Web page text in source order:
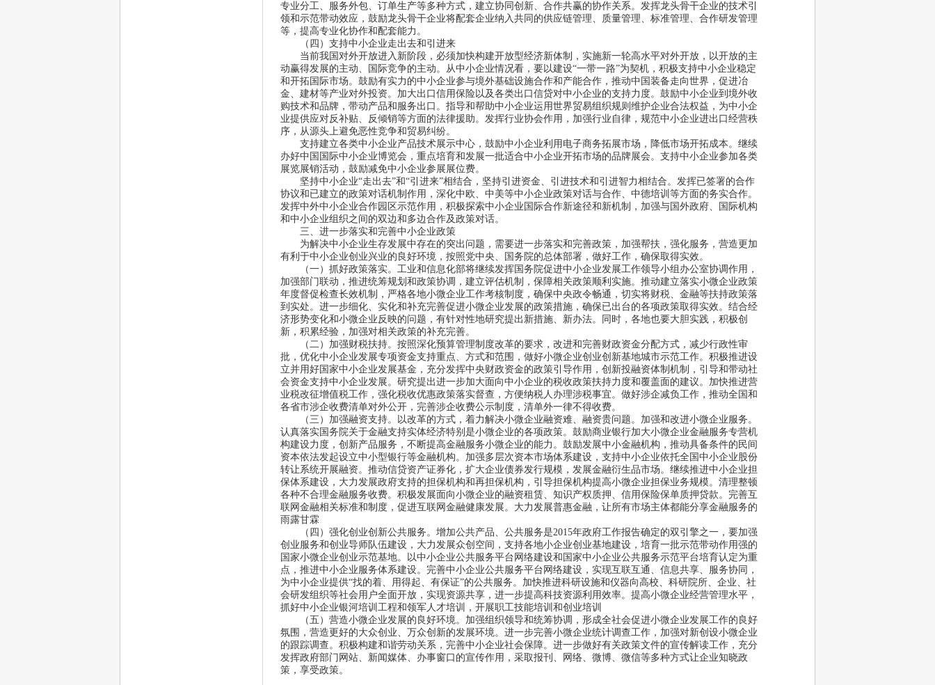
专业分工、服务外包、订单生产等多种方式，建立协同创新、合作共赢的协作关系。发挥龙头骨干企业的技术引
领和示范带动效应，鼓励龙头骨干企业将配套企业纳入共同的供应链管理、质量管理、标准管理、合作研发管理
等，提高专业化协作和配套能力。
（四）支持中小企业走出去和引进来
当前我国对外开放进入新阶段，必须加快构建开放型经济新体制，实施新一轮高水平对外开放，以开放的主
动赢得发展的主动、国际竞争的主动。从中小企业情况看，要以建设“一带一路”为契机，积极支持中小企业稳定
和开拓国际市场。鼓励有实力的中小企业参与境外基础设施合作和产能合作，推动中国装备走向世界，促进冶
金、建材等产业对外投资。加大出口信用保险以及各类出口信贷对中小企业的支持力度。鼓励中小企业到境外收
购技术和品牌，带动产品和服务出口。指导和帮助中小企业运用世界贸易组织规则维护企业合法权益，为中小企
业提供应对反补贴、反倾销等方面的法律援助。发挥行业协会作用，加强行业自律，规范中小企业进出口经营秩
序，从源头上避免恶性竞争和贸易纠纷。
支持建立各类中小企业产品技术展示中心，鼓励中小企业利用电子商务拓展市场，降低市场开拓成本。继续
办好中国国际中小企业博览会，重点培育和发展一批适合中小企业开拓市场的品牌展会。支持中小企业参加各类
展览展销活动，鼓励减免中小企业参展展位费。
坚持中小企业“走出去”和“引进来”相结合，坚持引进资金、引进技术和引进智力相结合。发挥已签署的合作
协议和已建立的政策对话机制作用，深化中欧、中美等中小企业政策对话与合作、中德培训等方面的务实合作。
发挥中外中小企业合作园区示范作用，积极探索中小企业国际合作新途径和新机制，加强与国外政府、国际机构
和中小企业组织之间的双边和多边合作及政策对话。
三、进一步落实和完善中小企业政策
为解决中小企业生存发展中存在的突出问题，需要进一步落实和完善政策，加强帮扶，强化服务，营造更加
有利于中小企业创业兴业的良好环境，按照党中央、国务院的总体部署，做好工作，确保取得实效。
（一）抓好政策落实。工业和信息化部将继续发挥国务院促进中小企业发展工作领导小组办公室协调作用，
加强部门联动，推进统筹规划和政策协调，建立评估机制，保障相关政策顺利实施。推动建立落实小微企业政策
年度督促检查长效机制，严格各地小微企业工作考核制度，确保中央政令畅通，切实将财税、金融等扶持政策落
到实处。进一步细化、实化和补充完善促进小微企业发展的政策措施，确保已出台的各项政策取得实效。结合经
济形势变化和小微企业反映的问题，有针对性地研究提出新措施、新办法。同时，各地也要大胆实践，积极创
新，积累经验，加强对相关政策的补充完善。
（二）加强财税扶持。按照深化预算管理制度改革的要求，改进和完善财政资金分配方式，减少行政性审
批，优化中小企业发展专项资金支持重点、方式和范围，做好小微企业创业创新基地城市示范工作。积极推进设
立并用好国家中小企业发展基金，充分发挥中央财政资金的政策引导作用，创新投融资体制机制，引导和带动社
会资金支持中小企业发展。研究提出进一步加大面向中小企业的税收政策扶持力度和覆盖面的建议。加快推进营
业税改征增值税工作，强化税收优惠政策落实督查，方便纳税人办理涉税事宜。做好涉企减负工作，推动全国和
各省市涉企收费清单对外公开，完善涉企收费公示制度，清单外一律不得收费。
（三）加强融资支持。以改革的方式，着力解决小微企业融资难、融资贵问题。加强和改进小微企业服务。
认真落实国务院关于金融支持实体经济特别是小微企业的各项政策。鼓励商业银行加大小微企业金融服务专营机
构建设力度，创新产品服务，不断提高金融服务小微企业的能力。鼓励发展中小金融机构，推动具备条件的民间
资本依法发起设立中小型银行等金融机构。加强多层次资本市场体系建设，支持中小企业依托全国中小企业股份
转让系统开展融资。推动信贷资产证券化，扩大企业债券发行规模，发展金融衍生品市场。继续推进中小企业担
保体系建设，大力发展政府支持的担保机构和再担保机构，引导担保机构提高小微企业担保业务规模。清理整顿
各种不合理金融服务收费。积极发展面向小微企业的融资租赁、知识产权质押、信用保险保单质押贷款。完善互
联网金融相关标准和制度，促进互联网金融健康发展。大力发展普惠金融，让所有市场主体都能分享金融服务的
雨露甘霖
（四）强化创业创新公共服务。增加公共产品、公共服务是2015年政府工作报告确定的双引擎之一，要加强
创业服务和创业导师队伍建设，大力发展众创空间，支持各地小企业创业基地建设，培育一批示范带动作用强的
国家小微企业创业示范基地。以中小企业公共服务平台网络建设和国家中小企业公共服务示范平台培育认定为重
点，推进中小企业服务体系建设。完善中小企业公共服务平台网络建设，实现互联互通、信息共享、服务协同，
为中小企业提供“找的着、用得起、有保证”的公共服务。加快推进科研设施和仪器向高校、科研院所、企业、社
会研发组织等社会用户全面开放，实现资源共享，进一步提高科技资源利用效率。提高小微企业经营管理水平，
抓好中小企业银河培训工程和领军人才培训，开展职工技能培训和创业培训
（五）营造小微企业发展的良好环境。加强组织领导和统筹协调，形成全社会促进小微企业发展工作的良好
氛围，营造更好的大众创业、万众创新的发展环境。进一步完善小微企业统计调查工作，加强对新创设小微企业
的跟踪调查。积极构建和谐劳动关系，完善中小企业社会保障。进一步做好有关政策文件的宣传解读工作，充分
发挥政府部门网站、新闻媒体、办事窗口的宣传作用，采取报刊、网络、微博、微信等多种方式让企业知晓政
策，享受政策。